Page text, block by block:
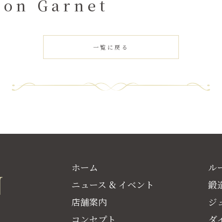
Garnet
一覧に戻る
ホーム
ニュース & イベント
店舗案内
コンセプト
ル
鍛
ジ
ダ